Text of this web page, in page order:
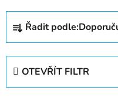
Ř
z
Řadit podle:
OTEVŘÍT FILTR